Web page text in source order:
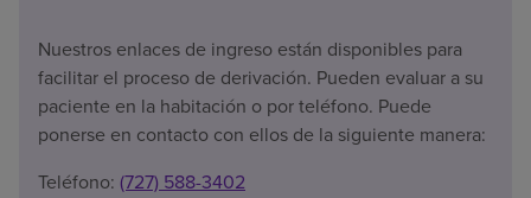
Nuestros enlaces de ingreso están disponibles para
facilitar el proceso de derivación. Pueden evaluar a su
paciente en la habitación o por teléfono. Puede
ponerse en contacto con ellos de la siguiente manera:
Teléfono: (727) 588-3402